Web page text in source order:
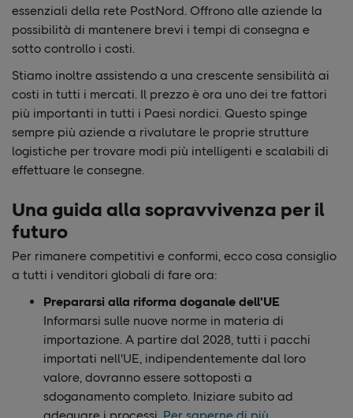
essenziali della rete PostNord. Offrono alle aziende la
possibilità di mantenere brevi i tempi di consegna e
sotto controllo i costi.
Stiamo inoltre assistendo a una crescente sensibilità ai
costi in tutti i mercati. Il prezzo è ora uno dei tre fattori
più importanti in tutti i Paesi nordici. Questo spinge
sempre più aziende a rivalutare le proprie strutture
logistiche per trovare modi più intelligenti e scalabili di
effettuare le consegne.
Una guida alla sopravvivenza per il
futuro
Per rimanere competitivi e conformi, ecco cosa consiglio
a tutti i venditori globali di fare ora:
Prepararsi alla riforma doganale dell'UE
Informarsi sulle nuove norme in materia di
importazione. A partire dal 2028, tutti i pacchi
importati nell'UE, indipendentemente dal loro
valore, dovranno essere sottoposti a
sdoganamento completo. Iniziare subito ad